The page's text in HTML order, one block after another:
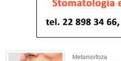
Metamorfoza